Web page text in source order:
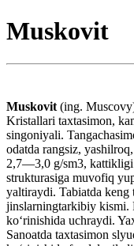
Muskovit
Muskovit (ing.
Kristallari taxtasimon,
singoniyali.
odatda rangsiz,
2,7—3,0 g/sm3,
strukturasiga muvofiq
yaltiraydi. Tabiatda keng
jinslarningtarkibiy kismi.
koʻrinishida uchraydi.
Sanoatda taxtasimon